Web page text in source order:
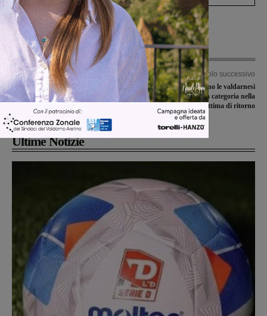
Articolo precedente
La Futsal Sangiovannese torna in
campo, obiettivo battere Prato e
Articolo successivo
Le partite che attendono le valdarnesi
di Prima e Seconda categoria nella
settima di ritorno
Ultime Notizie